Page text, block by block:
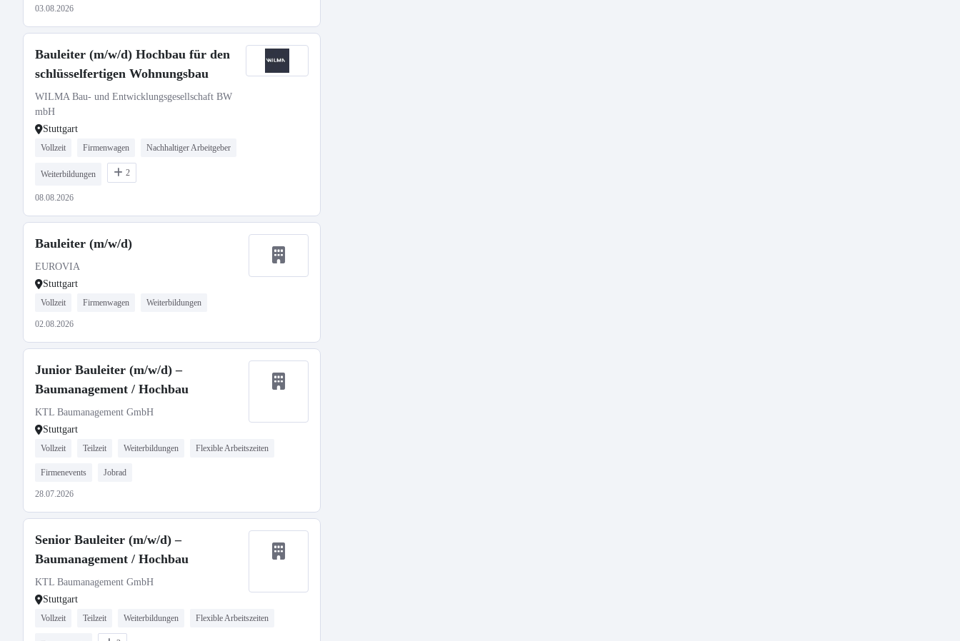
03.08.2026
Bauleiter (m/w/d) Hochbau für den
schlüsselfertigen Wohnungsbau
WILMA Bau- und Entwicklungsgesellschaft BW
mbH
Stuttgart
Vollzeit Firmenwagen Nachhaltiger Arbeitgeber
Weiterbildungen 2
08.08.2026
Bauleiter (m/w/d)
EUROVIA
Stuttgart
Vollzeit Firmenwagen Weiterbildungen
02.08.2026
Junior Bauleiter (m/w/d) –
Baumanagement / Hochbau
KTL Baumanagement GmbH
Stuttgart
Vollzeit Teilzeit Weiterbildungen Flexible Arbeitszeiten
Firmenevents Jobrad
28.07.2026
Senior Bauleiter (m/w/d) –
Baumanagement / Hochbau
KTL Baumanagement GmbH
Stuttgart
Vollzeit Teilzeit Weiterbildungen Flexible Arbeitszeiten